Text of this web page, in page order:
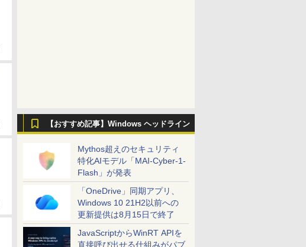
【おすすめ記事】Windows ヘッドライン
Mythos超えのセキュリティ
特化AIモデル「MAI-Cyber-1-
Flash」が発表
「OneDrive」同期アプリ、
Windows 10 21H2以前への
更新提供は8月15日で終了
JavaScriptからWinRT APIを
直接呼び出せる仕組みがパブ